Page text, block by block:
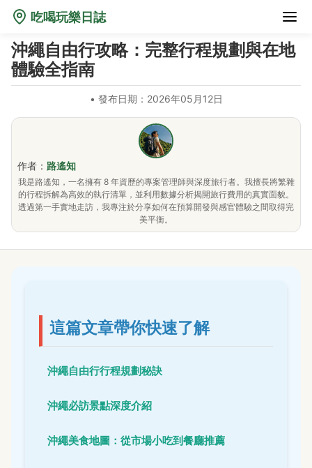
吃喝玩樂日誌
沖繩自由行攻略：完整行程規劃與在地
體驗全指南
• 發布日期：2026年05月12日
作者： 路遙知
我是路遙知，一名擁有 8 年資歷的專案管理師與深度旅行者。我擅長將繁雜
的行程拆解為高效的執行清單，並利用數據分析揭開旅行費用的真實面貌。
透過第一手實地走訪，我專注於分享如何在預算開發與感官體驗之間取得完
美平衡。
這篇文章帶你快速了解
沖繩自由行行程規劃秘訣
沖繩必訪景點深度介紹
沖繩美食地圖：從市場小吃到餐廳推薦